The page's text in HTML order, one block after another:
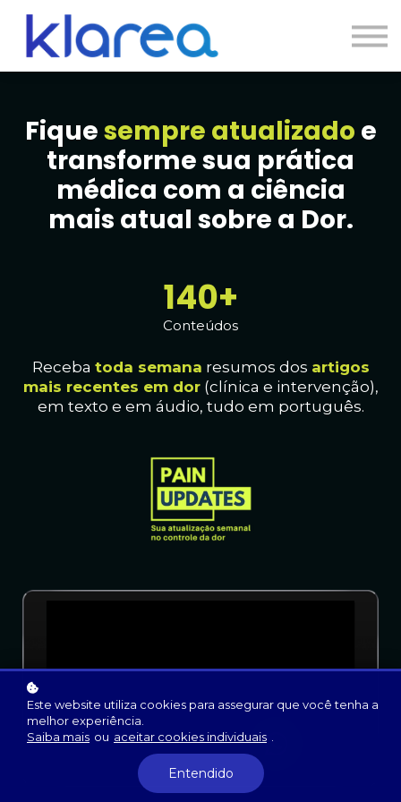
Contato
Cursos
Entrar
Fiquesempre atualizado e
transforme sua prática
médica com a ciência
mais atual sobre a Dor.
140+
Conteúdos
Receba toda semana resumos dos artigos
mais recentes em dor(clínica e intervenção),
em texto e em áudio, tudo em português.
Este website utiliza cookies para assegurar que você tenha a
melhor experiência.
Saiba mais ou aceitar cookies individuais
Entendido